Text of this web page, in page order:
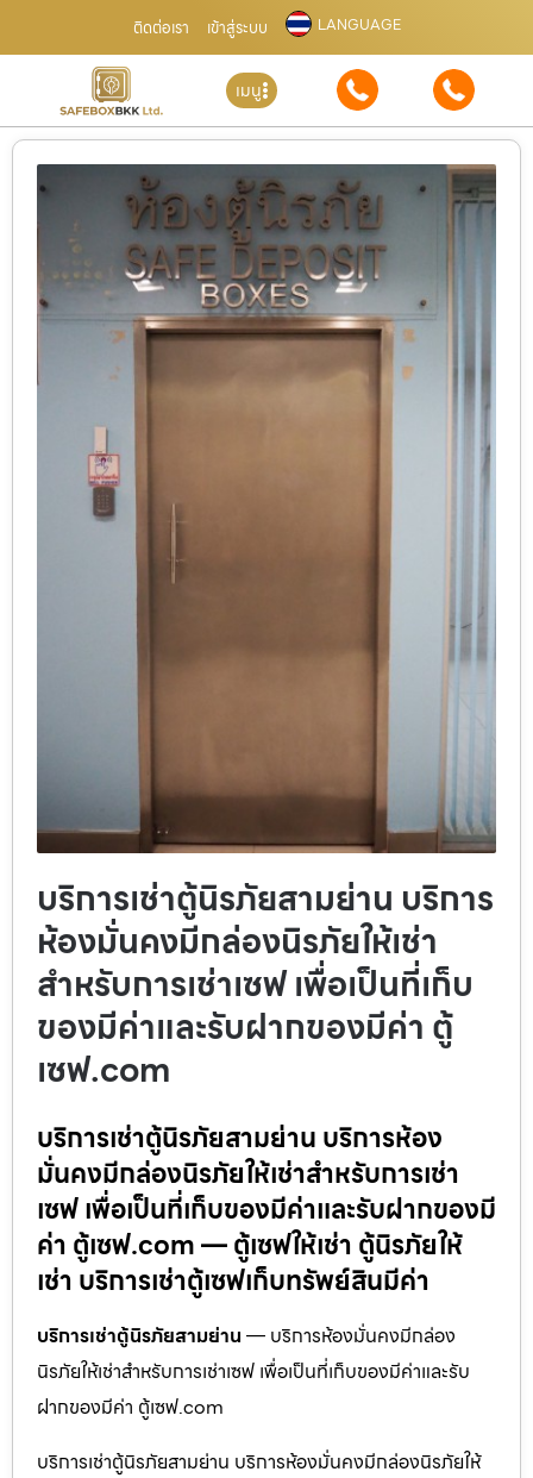
ติดต่อเรา เข้าสู่ระบบ LANGUAGE
เมนู
บริการเช่าตู้นิรภัยสามย่าน บริการ
ห้องมั่นคงมีกล่องนิรภัยให้เช่า
สำหรับการเช่าเซฟ เพื่อเป็นที่เก็บ
ของมีค่าและรับฝากของมีค่า ตู้
เซฟ.com
บริการเช่าตู้นิรภัยสามย่าน บริการห้อง
มั่นคงมีกล่องนิรภัยให้เช่าสำหรับการเช่า
เซฟ เพื่อเป็นที่เก็บของมีค่าและรับฝากของมี
ค่า ตู้เซฟ.com — ตู้เซฟให้เช่า ตู้นิรภัยให้
เช่า บริการเช่าตู้เซฟเก็บทรัพย์สินมีค่า
บริการเช่าตู้นิรภัยสามย่าน — บริการห้องมั่นคงมีกล่อง
นิรภัยให้เช่าสำหรับการเช่าเซฟ เพื่อเป็นที่เก็บของมีค่าและรับ
ฝากของมีค่า ตู้เซฟ.com
บริการเช่าตู้นิรภัยสามย่าน บริการห้องมั่นคงมีกล่องนิรภัยให้